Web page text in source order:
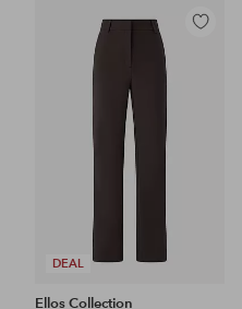
DEAL
Lägg
Ellos Collection